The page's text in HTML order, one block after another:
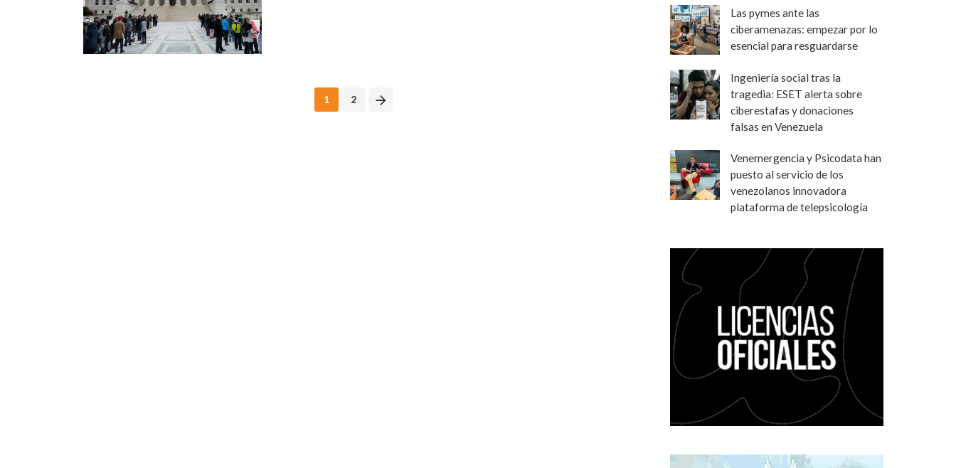
1 2
Las pymes ante las
ciberamenazas: empezar por lo
esencial para resguardarse
Ingeniería social tras la
tragedia: ESET alerta sobre
ciberestafas y donaciones
falsas en Venezuela
Venemergencia y Psicodata han
puesto al servicio de los
venezolanos innovadora
plataforma de telepsicología